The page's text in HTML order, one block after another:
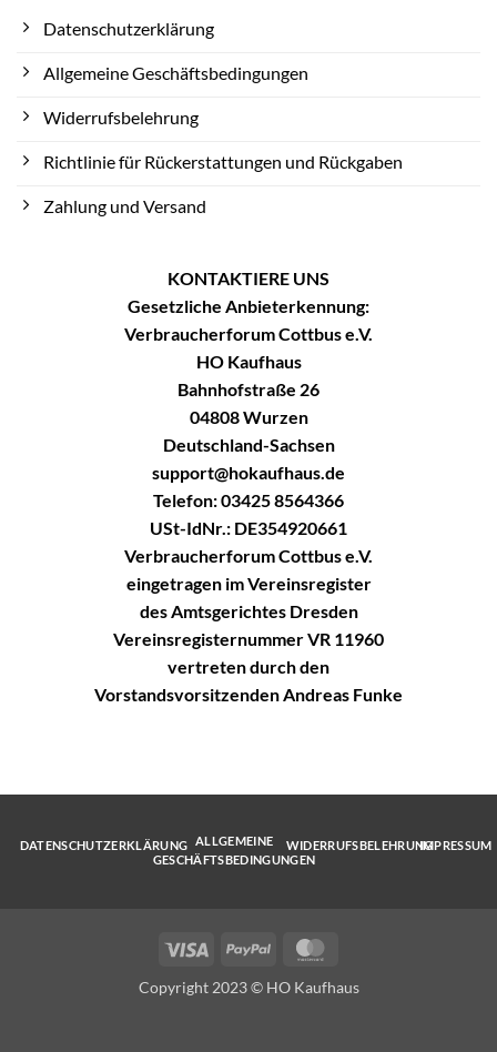
Datenschutzerklärung
Allgemeine Geschäftsbedingungen
Widerrufsbelehrung
Richtlinie für Rückerstattungen und Rückgaben
Zahlung und Versand
KONTAKTIERE UNS
Gesetzliche Anbieterkennung:
Verbraucherforum Cottbus e.V.
HO Kaufhaus
Bahnhofstraße 26
04808 Wurzen
Deutschland-Sachsen
support@hokaufhaus.de
Telefon: 03425 8564366
USt-IdNr.: DE354920661
Verbraucherforum Cottbus e.V.
eingetragen im Vereinsregister
des Amtsgerichtes Dresden
Vereinsregisternummer VR 11960
vertreten durch den
Vorstandsvorsitzenden Andreas Funke
DATENSCHUTZERKLÄRUNG ALLGEMEINE
GESCHÄFTSBEDINGUNGEN
WIDERRUFSBELEHRUNGIMPRESSUM
Visa PayPal
Copyright 2023 © HO Kaufhaus